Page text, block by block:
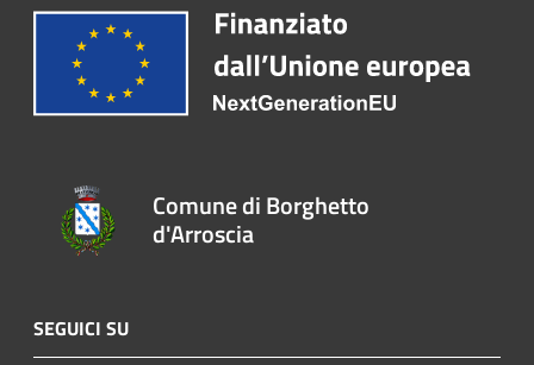
Comune di Borghetto
d'Arroscia
SEGUICI SU